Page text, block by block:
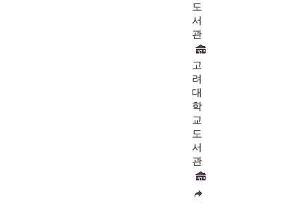
도
서
관
고
려
대
학
교
도
서
관